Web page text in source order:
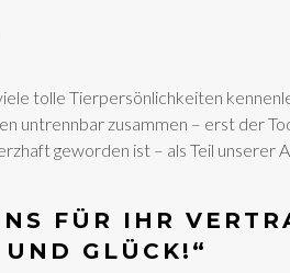
tolle Tierpersönlichkeiten
untrennbar zusammen – erst der
geworden ist – als Teil
FÜR IHR
GLÜCK!“